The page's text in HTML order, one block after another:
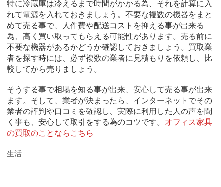
特に冷蔵庫は冷えるまで時間がかかる為、それを計算に入
れて電源を入れておきましょう。不要な複数の機器をまと
めて売る事で、人件費や配送コストを抑える事が出来る
為、高く買い取ってもらえる可能性があります。売る前に
不要な機器があるかどうか確認しておきましょう。買取業
者を探す時には、必ず複数の業者に見積もりを依頼し、比
較してから売りましょう。
そうする事で相場を知る事が出来、安心して売る事が出来
ます。そして、業者が決まったら、インターネットでその
業者の評判や口コミを確認し、実際に利用した人の声を聞
く事も、安心して取引をする為のコツです。 オフィス家具
の買取のことならこちら
生活